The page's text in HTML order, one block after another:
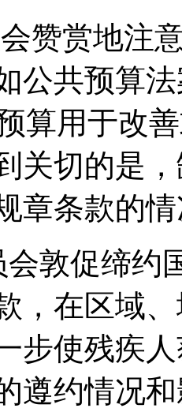
赞赏地注
公共预算
算用于改
关切的是
章条款的
会敦促缔约
，在区域
步使残疾
遵约情况